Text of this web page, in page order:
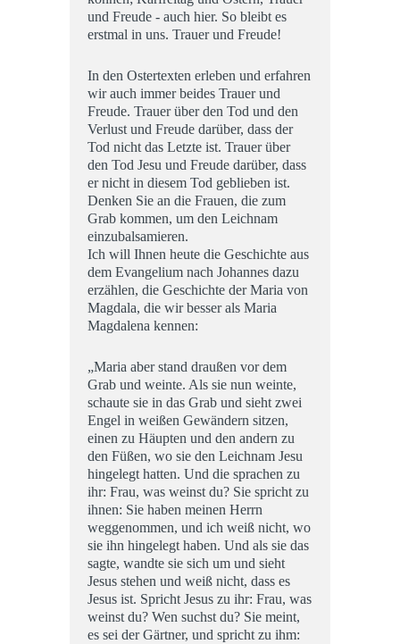
und Freude - auch hier. So bleibt es
erstmal in uns. Trauer und Freude!
In den Ostertexten erleben und erfahren
wir auch immer beides Trauer und
Freude. Trauer über den Tod und den
Verlust und Freude darüber, dass der
Tod nicht das Letzte ist. Trauer über
den Tod Jesu und Freude darüber, dass
er nicht in diesem Tod geblieben ist.
Denken Sie an die Frauen, die zum
Grab kommen, um den Leichnam
einzubalsamieren.
Ich will Ihnen heute die Geschichte aus
dem Evangelium nach Johannes dazu
erzählen, die Geschichte der Maria von
Magdala, die wir besser als Maria
Magdalena kennen:
„Maria aber stand draußen vor dem
Grab und weinte. Als sie nun weinte,
schaute sie in das Grab und sieht zwei
Engel in weißen Gewändern sitzen,
einen zu Häupten und den andern zu
den Füßen, wo sie den Leichnam Jesu
hingelegt hatten. Und die sprachen zu
ihr: Frau, was weinst du? Sie spricht zu
ihnen: Sie haben meinen Herrn
weggenommen, und ich weiß nicht, wo
sie ihn hingelegt haben. Und als sie das
sagte, wandte sie sich um und sieht
Jesus stehen und weiß nicht, dass es
Jesus ist. Spricht Jesus zu ihr: Frau, was
weinst du? Wen suchst du? Sie meint,
es sei der Gärtner, und spricht zu ihm: